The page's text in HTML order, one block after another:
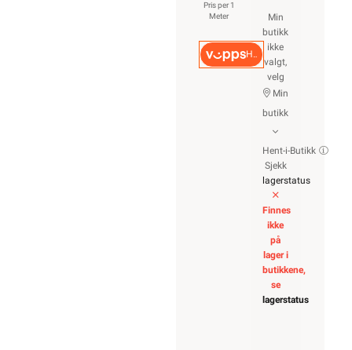
Pris per 1
Meter
Hurtigkasse
Min
butikk
ikke
valgt,
velg
Min
butikk
Hent-i-Butikk
Sjekk
lagerstatus
Finnes
ikke
på
lager i
butikkene,
se
lagerstatus